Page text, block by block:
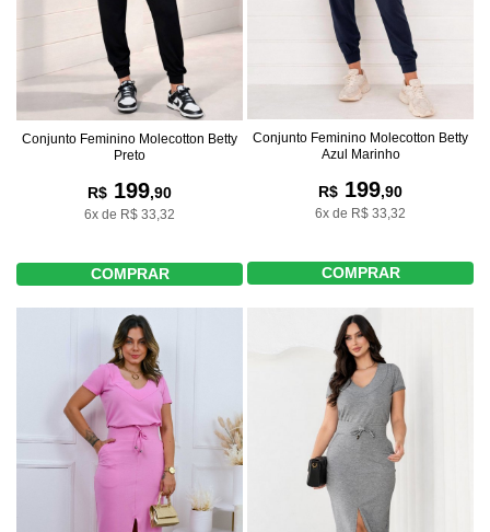
Conjunto Feminino Molecotton Betty
Preto
R$ 199,90
6x de R$ 33,32
COMPRAR
Conjunto Feminino Molecotton Betty
Azul Marinho
R$ 199,90
6x de R$ 33,32
COMPRAR